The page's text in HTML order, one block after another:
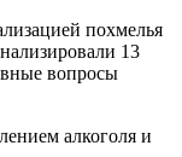
похмелья
13
вопросы
алкоголя и